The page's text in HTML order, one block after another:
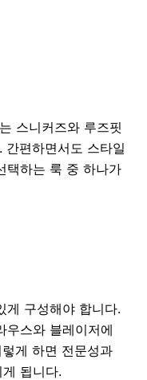
스니커즈와 루즈핏
간편하면서도 스타일
택하는 룩 중 하나가
게 구성해야 합니다.
우스와 블레이저에
게 하면 전문성과
됩니다.